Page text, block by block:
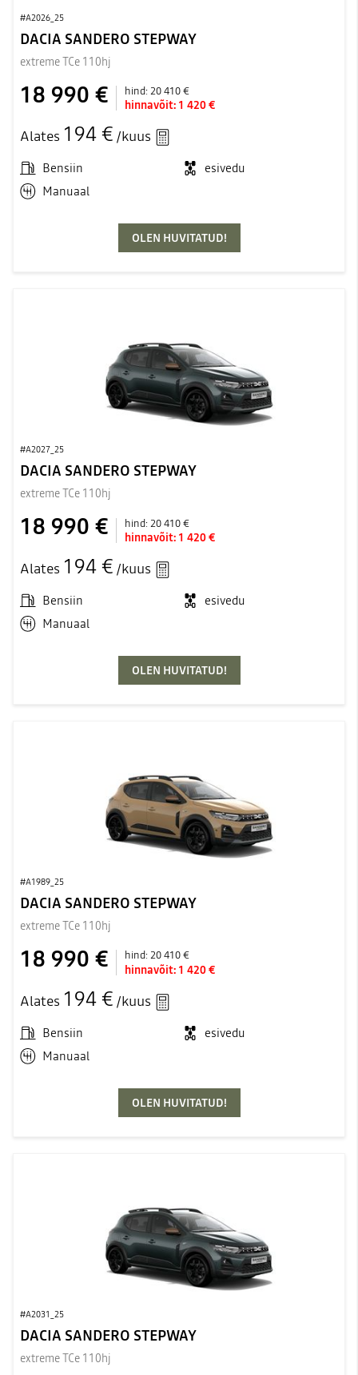
#A2026_25
DACIA SANDERO STEPWAY
extreme TCe 110hj
18 990 € hind: 20 410 €
hinnavõit: 1 420 €
Alates 194 € /kuus
Bensiin
esivedu
Manuaal
OLEN HUVITATUD!
#A2027_25
DACIA SANDERO STEPWAY
extreme TCe 110hj
18 990 € hind: 20 410 €
hinnavõit: 1 420 €
Alates 194 € /kuus
Bensiin
esivedu
Manuaal
OLEN HUVITATUD!
#A1989_25
DACIA SANDERO STEPWAY
extreme TCe 110hj
18 990 € hind:20 410 €
hinnavõit: 1 420 €
Alates 194 € /kuus
Bensiin
esivedu
Manuaal
OLEN HUVITATUD!
#A2031_25
DACIA SANDERO STEPWAY
extreme TCe 110hj